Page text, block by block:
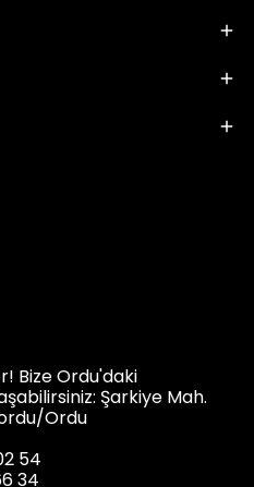
Bize Ordu'daki
Şarkiye Mah.
Ordu
54
34